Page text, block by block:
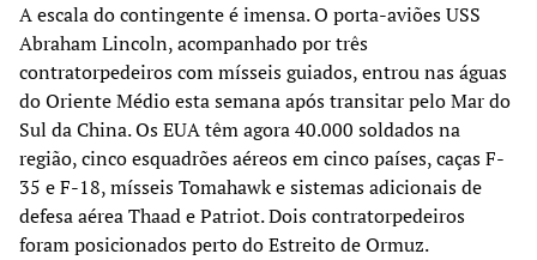
A escala do contingente é imensa. O porta-aviões USS
Abraham Lincoln, acompanhado por três
contratorpedeiros com mísseis guiados, entrou nas águas
do Oriente Médio esta semana após transitar pelo Mar do
Sul da China. Os EUA têm agora 40.000 soldados na
região, cinco esquadrões aéreos em cinco países, caças F-
35 e F-18, mísseis Tomahawk e sistemas adicionais de
defesa aérea Thaad e Patriot. Dois contratorpedeiros
foram posicionados perto do Estreito de Ormuz.